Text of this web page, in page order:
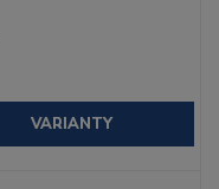
VARIANTY